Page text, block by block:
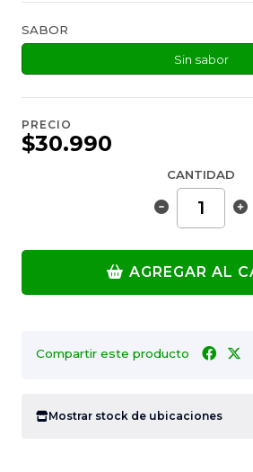
SABOR
Sin sabor
PRECIO
$30.990
CANTIDAD
AGREGAR AL
Compartir este producto
Mostrar stock de ubicaciones